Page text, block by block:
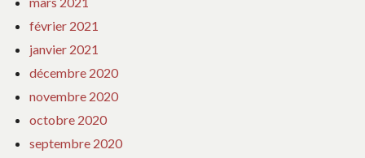
février 2021
janvier 2021
décembre 2020
novembre 2020
octobre 2020
septembre 2020